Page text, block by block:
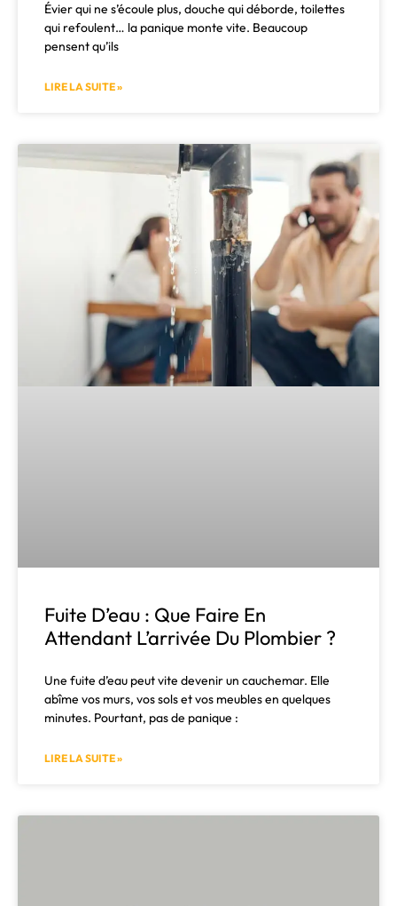
Évier qui ne s’écoule plus, douche qui déborde, toilettes
qui refoulent… la panique monte vite. Beaucoup
pensent qu’ils
LIRE LA SUITE »
Fuite D’eau : Que Faire En
Attendant L’arrivée Du Plombier ?
Une fuite d’eau peut vite devenir un cauchemar. Elle
abîme vos murs, vos sols et vos meubles en quelques
minutes. Pourtant, pas de panique :
LIRE LA SUITE »